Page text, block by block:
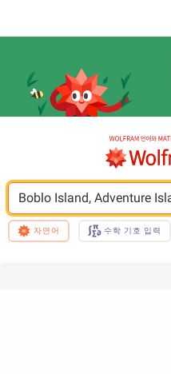
Boblo Island, Adventure
자연어 수학 기호 입력